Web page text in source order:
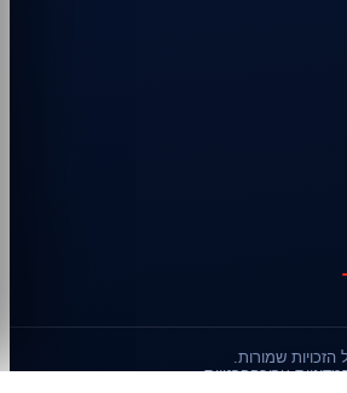
מדיניות עריכהפרטיות